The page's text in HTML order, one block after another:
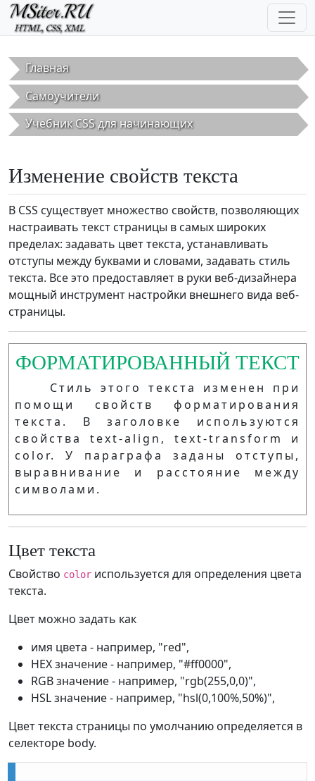
Перейти к основному содержанию
Главная
Самоучители
Учебник CSS для начинающих
Изменение свойств текста
В CSS существует множество свойств, позволяющих
настраивать текст страницы в самых широких
пределах: задавать цвет текста, устанавливать
отступы между буквами и словами, задавать стиль
текста. Все это предоставляет в руки веб-дизайнера
мощный инструмент настройки внешнего вида веб-
страницы.
ФОРМАТИРОВАННЫЙ ТЕКСТ
Стиль этого текста изменен при
помощи свойств форматирования
текста. В заголовке используются
свойства text-align, text-transform и
color. У параграфа заданы отступы,
выравнивание и расстояние между
символами.
Цвет текста
Свойство color используется для определения цвета
текста.
Цвет можно задать как
имя цвета - например, "red",
HEX значение - например, "#ff0000",
RGB значение - например, "rgb(255,0,0)",
HSL значение - например, "hsl(0,100%,50%)",
Цвет текста страницы по умолчанию определяется в
селекторе body.